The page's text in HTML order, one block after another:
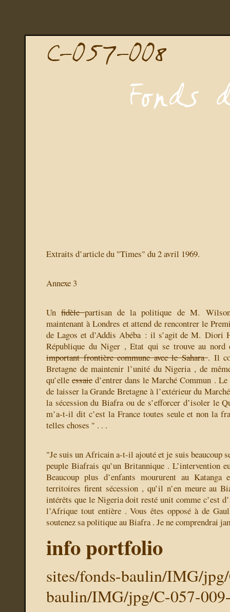
Extraits d’article du "Times" du 2 avril 1969.
Annexe 3
Unfidèlepartisan de la politique de M.
maintenant à Londres et attend de rencontrer le
de Lagos et d’Addis Abéba : il s’agit de M. Diori
République du Niger , Etat qui se trouve au
important frontière commune avec le Sahara. Il
Bretagne de maintenir l’unité du Nigeria , de
qu’elleessaie d’entrer dans le Marché Commun .
de laisser la Grande Bretagne à l’extérieur du
la sécession du Biafra ou de s’efforcer d’isoler le
m’a-t-il dit c’est la France toutes seule et non la
telles choses " . . .
"Je suis un Africain a-t-il ajouté et je suis beaucoup
peuple Biafrais qu’un Britannique . L’intervention
Beaucoup plus d’enfants moururent au Katanga
territoires firent sécession , qu’il n’en meure au
intérêts que le Nigeria doit resté unit comme c’est
l’Afrique tout entière . Vous êtes opposé à de
soutenez sa politique au Biafra . Je ne comprendrai
info portfolio
sites/fonds-baulin/IMG/
baulin/IMG/jpg/C-057-